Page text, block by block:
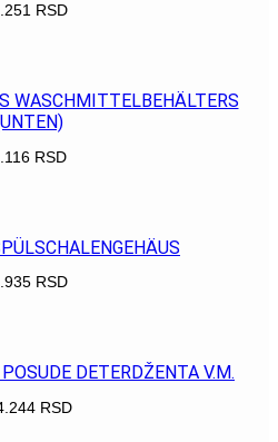
RSD
WASCHMITTELBEHÄLTERS
RSD
RSD
DETERDŽENTA V.M.
RSD